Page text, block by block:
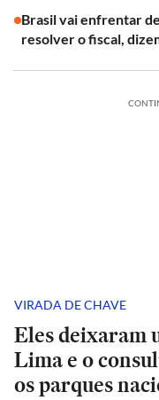
Brasil vai enfrentar
resolver o fiscal,
VIRADA DE CHAVE
Eles deixaram
Lima e o
os parques